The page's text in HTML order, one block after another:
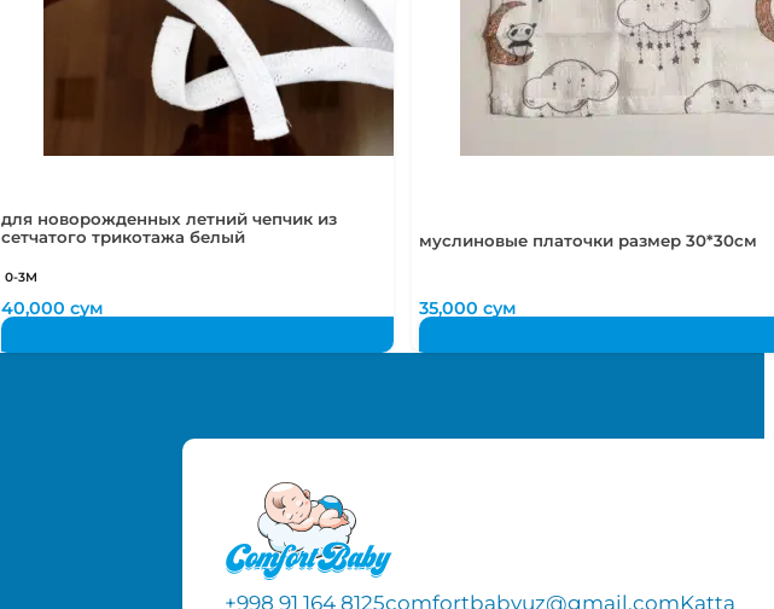
для новорожденных летний чепчик из
сетчатого трикотажа белый
0-3М
40,000сум
муслиновые платочки размер 30*30см
35,000 сум
+998 91 164 8125comfortbabyuz@gmail.comKatta